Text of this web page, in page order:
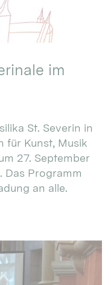
im
St. Severin in
für Kunst, Musik
27. September
Das Programm
an alle.